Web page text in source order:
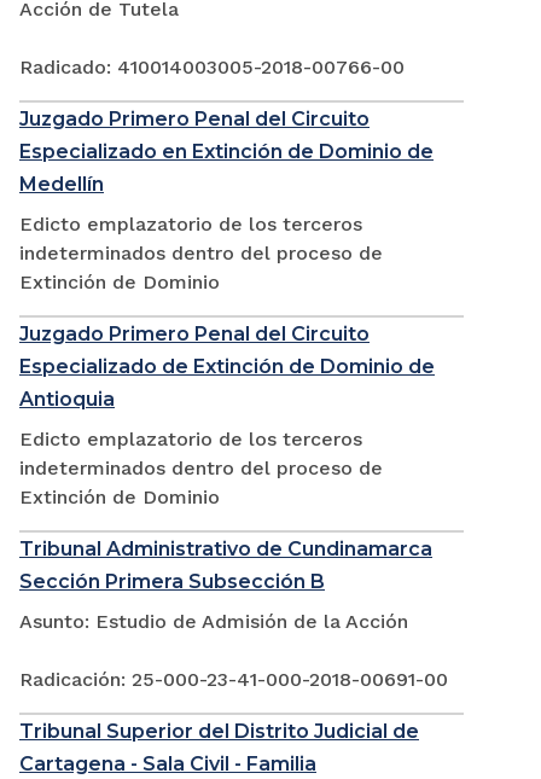
Acción de Tutela
Radicado: 410014003005-2018-00766-00
Juzgado Primero Penal del Circuito
Especializado en Extinción de Dominio de
Medellín
Edicto emplazatorio de los terceros
indeterminados dentro del proceso de
Extinción de Dominio
Juzgado Primero Penal del Circuito
Especializado de Extinción de Dominio de
Antioquia
Edicto emplazatorio de los terceros
indeterminados dentro del proceso de
Extinción de Dominio
Tribunal Administrativo de Cundinamarca
Sección Primera Subsección B
Asunto: Estudio de Admisión de la Acción
Radicación: 25-000-23-41-000-2018-00691-00
Tribunal Superior del Distrito Judicial de
Cartagena - Sala Civil - Familia